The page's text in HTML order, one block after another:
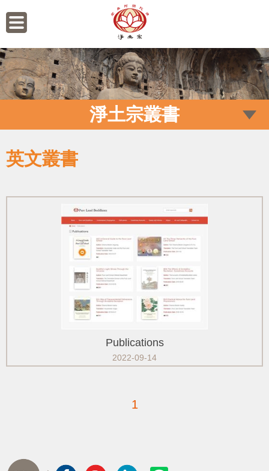
淨土宗叢書
英文叢書
Publications
2022-09-14
1